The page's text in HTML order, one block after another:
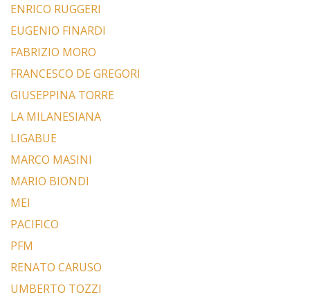
ENRICO RUGGERI
EUGENIO FINARDI
FABRIZIO MORO
FRANCESCO DE GREGORI
GIUSEPPINA TORRE
LA MILANESIANA
LIGABUE
MARCO MASINI
MARIO BIONDI
MEI
PACIFICO
PFM
RENATO CARUSO
UMBERTO TOZZI